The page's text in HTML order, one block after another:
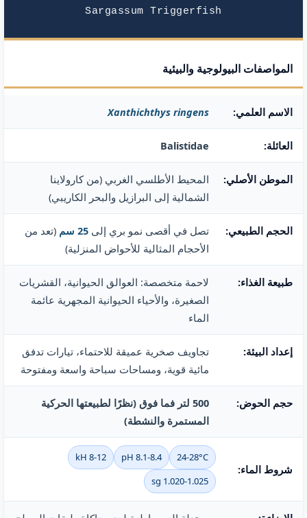
Sargassum Triggerfish
المواصفات البيولوجية والبيئية
الاسم العلمي: Xanthichthys ringens
العائلة: Balistidae
الموطن الأصلي:
المحيط الأطلسي الغربي (من كارولاينا
الشمالية إلى البرازيل والبحر الكاريبي)
الحجم الطبيعي: تصل في أقصى نمو بري إلى 25 سم
(تعد من
الأحجام المثالية للأحواض المنزلية)
طبيعة الغذاء:
لاحمة متخصصة: العوالق الحيوانية، القشريات
الصغيرة، والأحياء الحيوانية المجهرية عائمة
الماء
إعداد البيئة:
تجاويف صخرية عميقة للاحتماء، تيارات تدفق
مائية قوية، ومساحات سباحة واسعة ومفتوحة
حجم الحوض:
500 لتر فما فوق (نظرًا لطبيعتها الحركية
المستمرة والنشطة)
شروط الماء:
24-28°C
pH 8.1-8.4
kH 8-12
sg 1.020-1.025